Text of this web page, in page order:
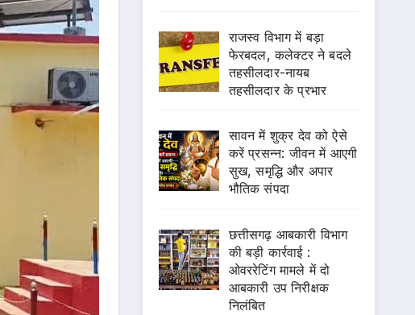
राजस्व विभाग में बड़ा
फेरबदल, कलेक्टर ने बदले
तहसीलदार-नायब
तहसीलदार के प्रभार
सावन में शुक्र देव को ऐसे
करें प्रसन्न: जीवन में आएगी
सुख, समृद्धि और अपार
भौतिक संपदा
छत्तीसगढ़ आबकारी विभाग
की बड़ी कार्रवाई :
ओवररेटिंग मामले में दो
आबकारी उप निरीक्षक
निलंबित